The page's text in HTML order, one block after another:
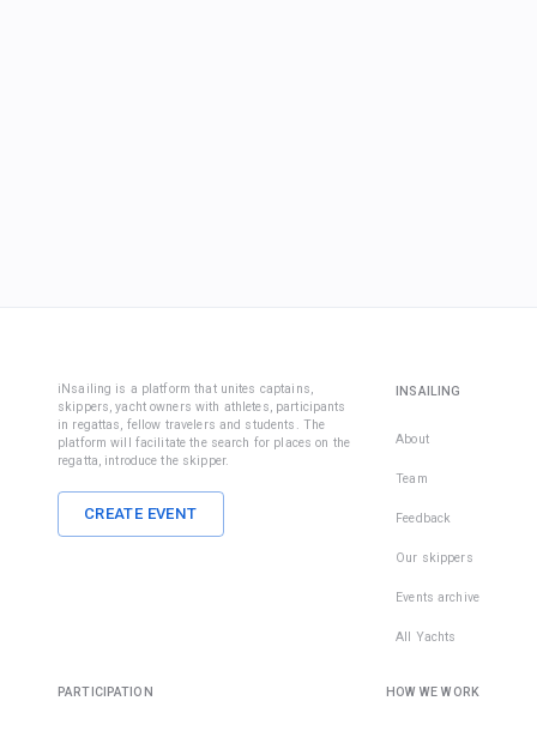
iNsailing is a platform that unites captains,
skippers, yacht owners with athletes, participants
in regattas, fellow travelers and students. The
platform will facilitate the search for places on the
regatta, introduce the skipper.
CREATE EVENT
INSAILING
About
Team
Feedback
Our skippers
Events archive
All Yachts
PARTICIPATION HOW WE WORK